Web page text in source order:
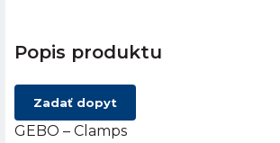
Popis produktu
Zadať dopyt
GEBO – Clamps